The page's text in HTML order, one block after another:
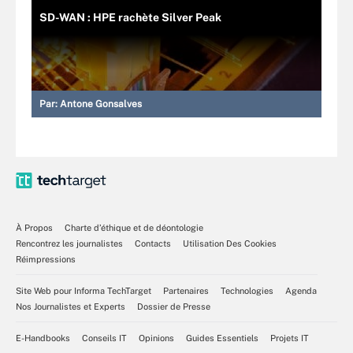
SD-WAN : HPE rachète Silver Peak
Par: Antone Gonsalves
À Propos
Charte d’éthique et de déontologie
Rencontrez les journalistes
Contacts
Utilisation Des Cookies
Réimpressions
Site Web pour Informa TechTarget Partenaires Technologies
Agenda
Nos Journalistes et Experts
Dossier de Presse
E-Handbooks Conseils IT Opinions Guides Essentiels Projets IT